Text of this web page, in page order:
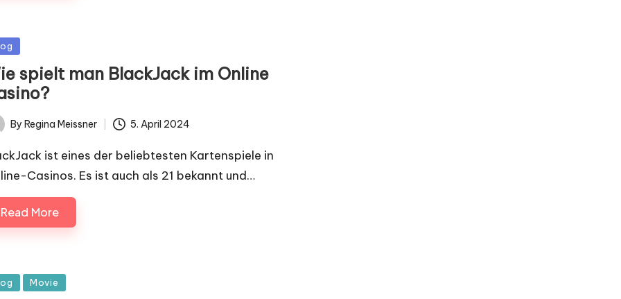
spielt man BlackJack im Online
By Regina Meissner 5. April 2024
ist eines der beliebtesten Kartenspiele in
Casinos. Es ist auch als 21 bekannt und…
Read More
Movie